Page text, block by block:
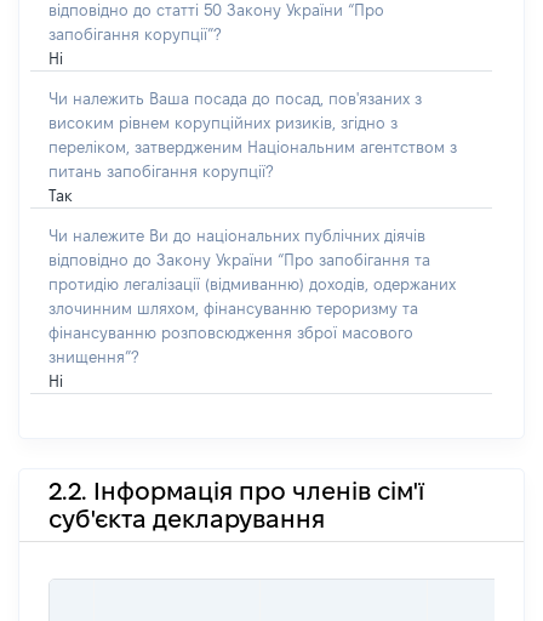
відповідно до статті 50 Закону України “Про
запобігання корупції”?
Ні
Чи належить Ваша посада до посад, пов'язаних з
високим рівнем корупційних ризиків, згідно з
переліком, затвердженим Національним агентством з
питань запобігання корупції?
Так
Чи належите Ви до національних публічних діячів
відповідно до Закону України “Про запобігання та
протидію легалізації (відмиванню) доходів, одержаних
злочинним шляхом, фінансуванню тероризму та
фінансуванню розповсюдження зброї масового
знищення”?
Ні
2.2. Інформація про членів сім'ї
суб'єкта декларування